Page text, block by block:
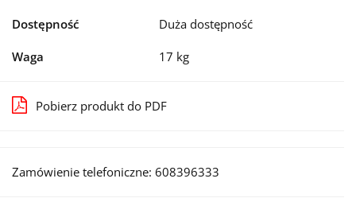
Dostępność Duża dostępność
Waga 17 kg
Pobierz produkt do PDF
Zamówienie telefoniczne: 608396333